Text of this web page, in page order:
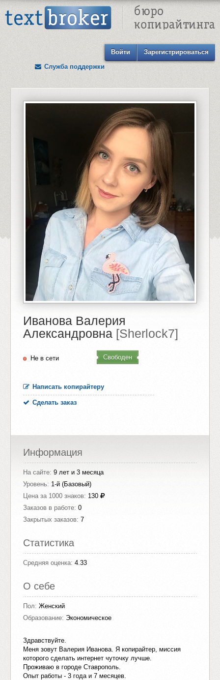
Войти
Зарегистрироваться
Служба поддержки
Иванова Валерия
Александровна [Sherlock7]
Не в сети
Написать копирайтеру
Сделать заказ
Свободен
Информация
На сайте:9 лет и 3 месяца
Уровень: 1-й (Базовый)
Цена за 1000 знаков: 130
Заказов в работе:0
Закрытых заказов:7
Статистика
Средняя оценка:4.33
О себе
Пол:Женский
Образование: Экономическое
Здравствуйте.
Меня зовут Валерия Иванова. Я копирайтер, миссия
которого сделать интернет чуточку лучше.
Проживаю в городе Ставрополь.
Опыт работы - 3 года и 7 месяцев.